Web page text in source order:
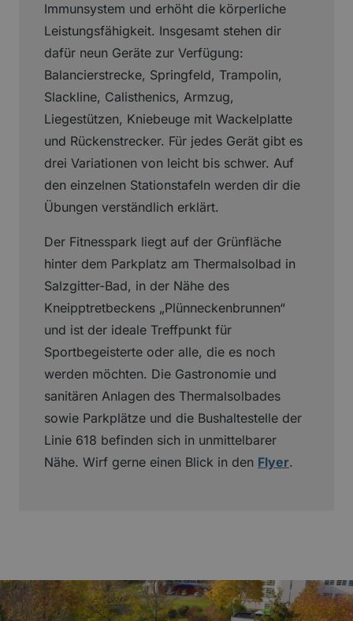
Immunsystem und erhöht die körperliche
Leistungsfähigkeit. Insgesamt stehen dir
dafür neun Geräte zur Verfügung:
Balancierstrecke, Springfeld, Trampolin,
Slackline, Calisthenics, Armzug,
Liegestützen, Kniebeuge mit Wackelplatte
und Rückenstrecker. Für jedes Gerät gibt es
drei Variationen von leicht bis schwer. Auf
den einzelnen Stationstafeln werden dir die
Übungen verständlich erklärt.
Der Fitnesspark liegt auf der Grünfläche
hinter dem Parkplatz am Thermalsolbad in
Salzgitter-Bad, in der Nähe des
Kneipptretbeckens „Plünneckenbrunnen“
und ist der ideale Treffpunkt für
Sportbegeisterte oder alle, die es noch
werden möchten. Die Gastronomie und
sanitären Anlagen des Thermalsolbades
sowie Parkplätze und die Bushaltestelle der
Linie 618 befinden sich in unmittelbarer
Nähe. Wirf gerne einen Blick in den Flyer.